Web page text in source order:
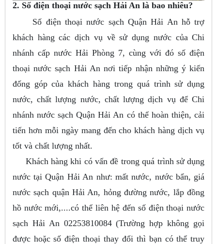
2. Số điện thoại nước sạch Hải An là bao nhiêu?
Số điện thoại nước sạch Quận Hải An hỗ trợ
khách hàng các dịch vụ về sử dụng nước của Chi
nhánh cấp nước Hải Phòng 7, cùng với đó số điện
thoại nước sạch Hải An nơi tiếp nhận những ý kiến
đống góp của khách hàng trong quá trình sử dụng
nước, chất lượng nước, chất lượng dịch vụ để Chi
nhánh nước sạch Quận Hải An có thể hoàn thiện, cải
tiến hơn mỗi ngày mang đến cho khách hàng dịch vụ
tốt và chất lượng nhất.
Khách hàng khi có vấn đề trong quá trình sử dụng
nước tại Quận Hải An như: mất nước, nước bẩn, giá
nước sạch quận Hải An, hỏng đường nước, lắp đồng
hồ nước mới,....có thể liên hệ đến số điện thoại nước
sạch Hải An 02253810084 (Trường hợp không gọi
được hoặc số điện thoại thay đổi thì bạn có thể truy